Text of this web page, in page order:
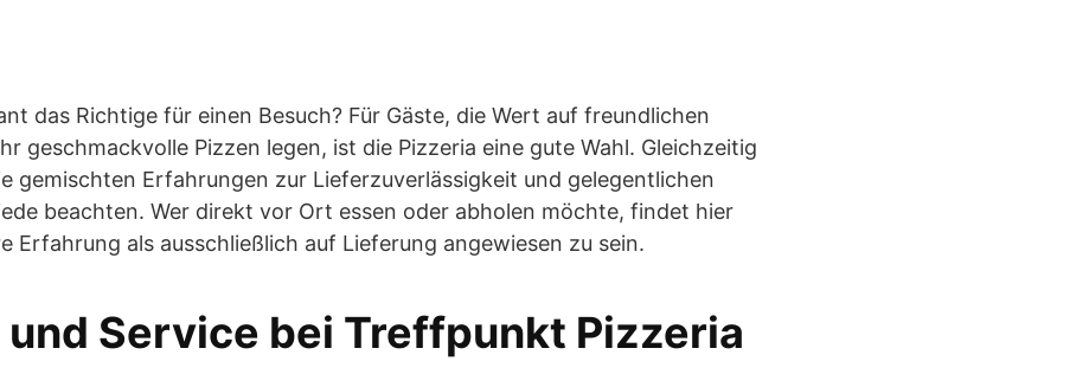
das Richtige für einen Besuch? Für Gäste, die Wert auf freundlichen
geschmackvolle Pizzen legen, ist die Pizzeria eine gute Wahl. Gleichzeitig
gemischten Erfahrungen zur Lieferzuverlässigkeit und gelegentlichen
beachten. Wer direkt vor Ort essen oder abholen möchte, findet hier
Erfahrung als ausschließlich auf Lieferung angewiesen zu sein.
Service bei Treffpunkt Pizzeria